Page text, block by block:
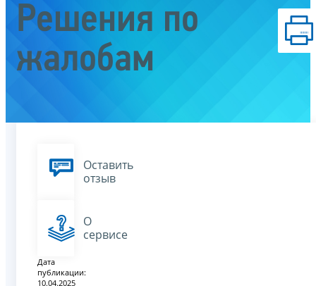
Решения по
жалобам
Оставить
отзыв
О
сервисе
Дата
публикации:
10.04.2025